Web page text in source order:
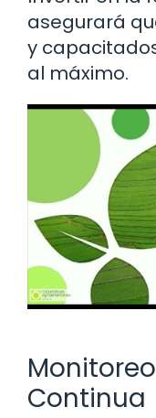
asegurará
y
al máximo.
Continua